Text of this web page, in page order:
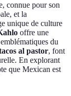
connue pour son
et la
unique de culture
offre une
du
al pastor, font
En explorant
que Mexican est